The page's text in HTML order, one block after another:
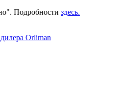
Подробности здесь.
Orliman